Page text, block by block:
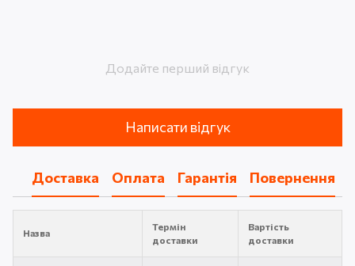
Додайте перший відгук
Написати відгук
Доставка Оплата Гарантія Повернення
Назва
Термін
доставки
Вартість
доставки